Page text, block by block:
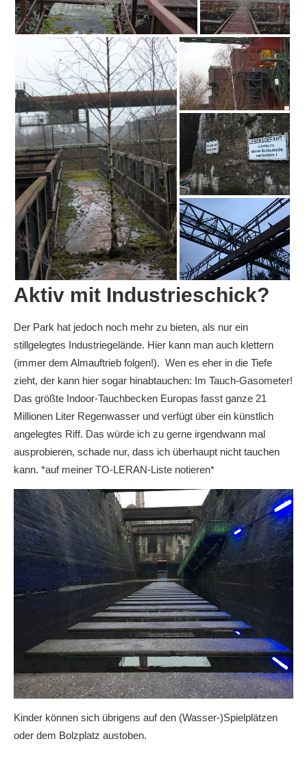
Aktiv mit Industrieschick?
Der Park hat jedoch noch mehr zu bieten, als nur ein
stillgelegtes Industriegelände. Hier kann man auch klettern
(immer dem Almauftrieb folgen!). Wen es eher in die Tiefe
zieht, der kann hier sogar hinabtauchen: Im Tauch-Gasometer!
Das größte Indoor-Tauchbecken Europas fasst ganze 21
Millionen Liter Regenwasser und verfügt über ein künstlich
angelegtes Riff. Das würde ich zu gerne irgendwann mal
ausprobieren, schade nur, dass ich überhaupt nicht tauchen
kann. *auf meiner TO-LERAN-Liste notieren*
Kinder können sich übrigens auf den (Wasser-)Spielplätzen
oder dem Bolzplatz austoben.